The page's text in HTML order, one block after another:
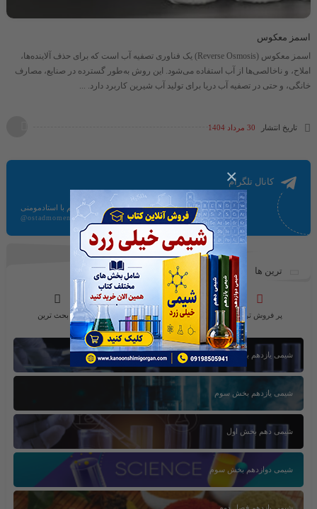
×
اسمز معکوس
اسمز معکوس (Reverse Osmosis) یک فناوری تصفیه آب است که برای حذف آلاینده‌ها،
املاح، و ناخالصی‌ها از آب استفاده می‌شود. این روش به‌طور گسترده در صنایع، مصارف
خانگی، و حتی در تصفیه آب دریا برای تولید آب شیرین کاربرد دارد. ...
تاریخ انتشار 30 مرداد 1404
کانال تلگرام
ارتباط مستقیم با استادمومنی
@ostadmomeni
ترین ها
پر فروش ترین محبوب ترین ها پر بحث ترین
شیمی یازدهم بخش اول
شیمی یازدهم بخش سوم
شیمی دهم بخش اول
شیمی دوازدهم بخش سوم